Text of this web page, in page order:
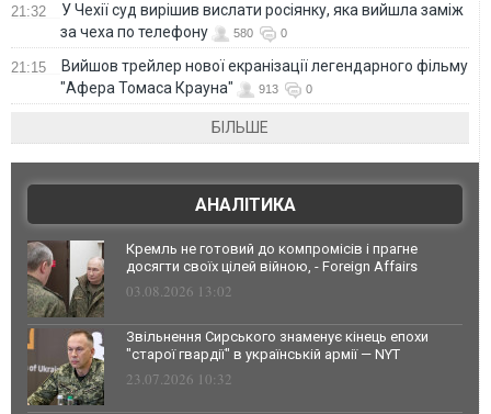
21:32
У Чехії суд вирішив вислати росіянку, яка вийшла заміж
за чеха по телефону
580 0
21:15
Вийшов трейлер нової екранізації легендарного фільму
"Афера Томаса Крауна"
913 0
БІЛЬШЕ
АНАЛІТИКА
Кремль не готовий до компромісів і прагне
досягти своїх цілей війною, - Foreign Affairs
03.08.2026 13:02
Звільнення Сирського знаменує кінець епохи
"старої гвардії" в українській армії — NYT
23.07.2026 10:32